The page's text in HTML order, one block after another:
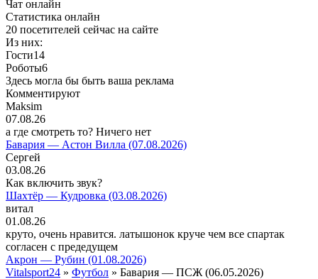
Чат онлайн
Cтатистика онлайн
20 посетителей сейчас на сайте
Из них:
Гости14
Роботы6
Здесь могла бы быть ваша реклама
Комментируют
Maksim
07.08.26
а где смотреть то? Ничего нет
Бавария — Астон Вилла (07.08.2026)
Сергей
03.08.26
Как включить звук?
Шахтёр — Кудровка (03.08.2026)
витал
01.08.26
круто, очень нравится. латышонок круче чем все спартак
согласен с предедущем
Акрон — Рубин (01.08.2026)
Vitalsport24 » Футбол » Бавария — ПСЖ (06.05.2026)